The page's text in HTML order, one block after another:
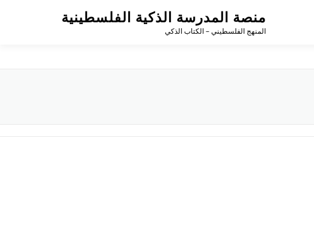
منصة المدرسة الذكية الفلسطينية
المنهج الفلسطيني – الكتاب الذكي